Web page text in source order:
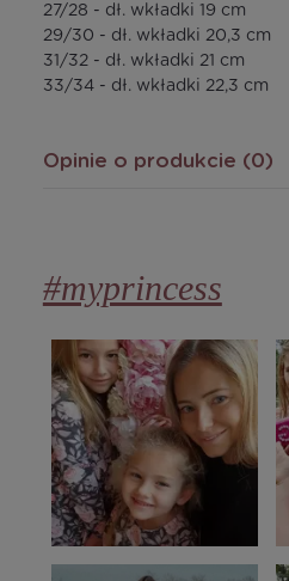
27/28 - dł. wkładki 19 cm
29/30 - dł. wkładki 20,3 cm
31/32 - dł. wkładki 21 cm
33/34 - dł. wkładki 22,3 cm
Opinie o produkcie (0)
#myprincess